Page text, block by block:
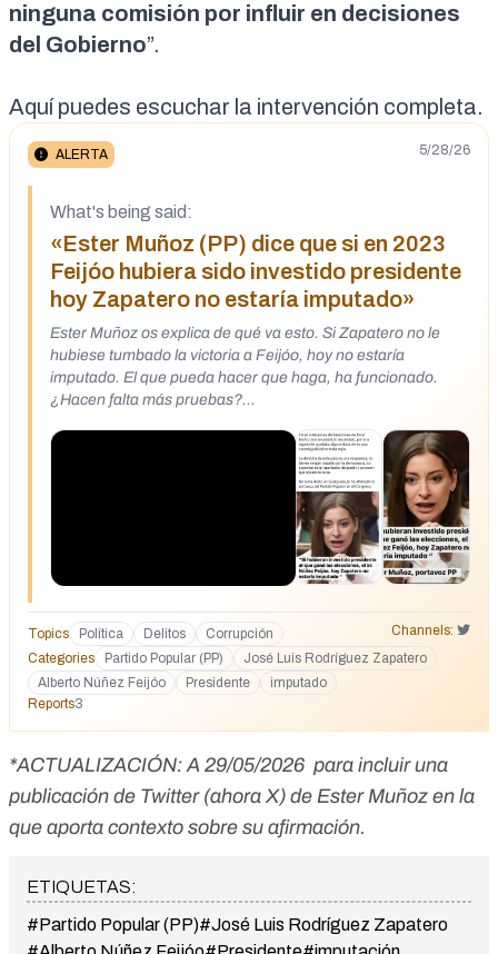
ninguna comisión por influir en decisiones
del Gobierno”.
Aquí puedes escuchar la intervención completa.
ALERTA 5/28/26
What's being said:
«Ester Muñoz (PP) dice que si en 2023
Feijóo hubiera sido investido presidente
hoy Zapatero no estaría imputado»
Ester Muñoz os explica de qué va esto. Si Zapatero no le
hubiese tumbado la victoria a Feijóo, hoy no estaría
imputado. El que pueda hacer que haga, ha funcionado.
¿Hacen falta más pruebas?
s=12&t=EHJ9Qg1yzLx7HmXAvZkNyA
Topics Política Delitos Corrupción
Channels:
Categories
Partido Popular (PP)
José Luis Rodríguez Zapatero
Alberto Núñez Feijóo
Presidente
imputado
Reports3
*ACTUALIZACIÓN: A 29/05/2026 para incluir una
publicación de Twitter (ahora X) de Ester Muñoz en la
que aporta contexto sobre su afirmación.
ETIQUETAS:
#Partido Popular (PP)#José Luis Rodríguez Zapatero